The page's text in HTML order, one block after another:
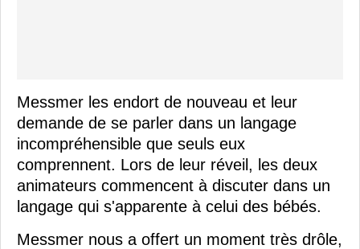
Messmer les endort de nouveau et leur
demande de se parler dans un langage
incompréhensible que seuls eux
comprennent. Lors de leur réveil, les deux
animateurs commencent à discuter dans un
langage qui s'apparente à celui des bébés.
Messmer nous a offert un moment très drôle,